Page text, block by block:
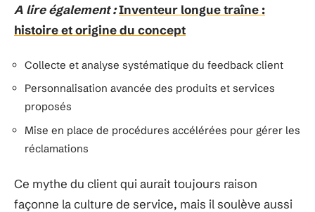
A lire également :Inventeur longue traîne :
histoire et origine du concept
Collecte et analyse systématique du feedback client
Personnalisation avancée des produits et services
proposés
Mise en place de procédures accélérées pour gérer les
réclamations
Ce mythe du client qui aurait toujours raison
façonne la culture de service, mais il soulève aussi